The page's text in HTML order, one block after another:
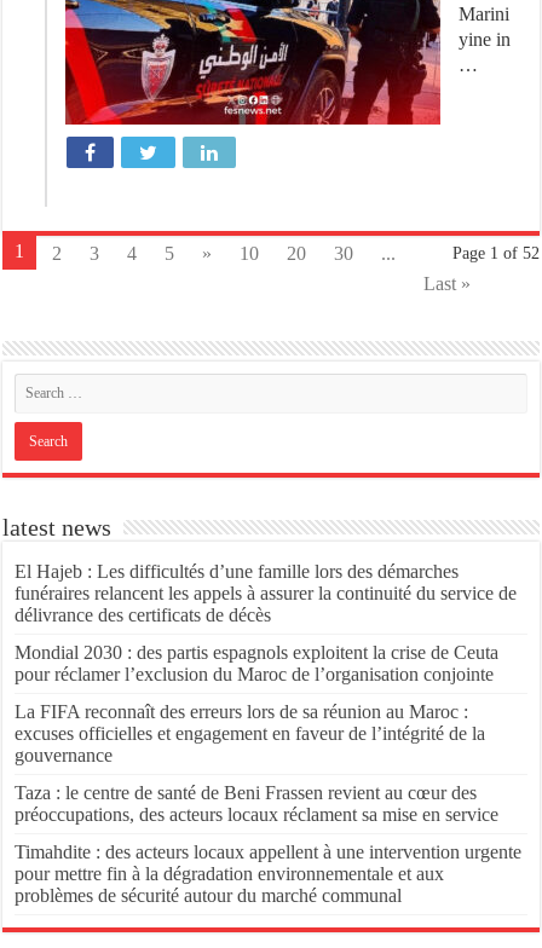
Marini
yine in
…
Page 1 of 52
1 2 3 4 5 » 10 20 30
...
Last »
latest news
El Hajeb : Les difficultés d’une famille lors des démarches
funéraires relancent les appels à assurer la continuité du service de
délivrance des certificats de décès
Mondial 2030 : des partis espagnols exploitent la crise de Ceuta
pour réclamer l’exclusion du Maroc de l’organisation conjointe
La FIFA reconnaît des erreurs lors de sa réunion au Maroc :
excuses officielles et engagement en faveur de l’intégrité de la
gouvernance
Taza : le centre de santé de Beni Frassen revient au cœur des
préoccupations, des acteurs locaux réclament sa mise en service
Timahdite : des acteurs locaux appellent à une intervention urgente
pour mettre fin à la dégradation environnementale et aux
problèmes de sécurité autour du marché communal